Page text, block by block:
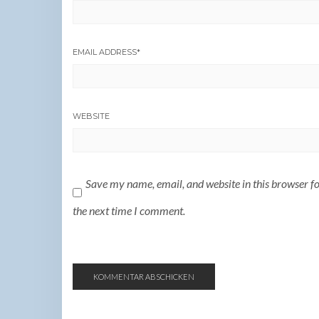
EMAIL ADDRESS*
WEBSITE
Save my name, email, and website in this browser
the next time I comment.